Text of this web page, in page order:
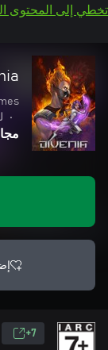
تخطي إلى المحتوى
•
7+